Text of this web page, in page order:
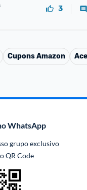
3
CuponsAmazon
WhatsApp
grupo exclusivo
QR Code